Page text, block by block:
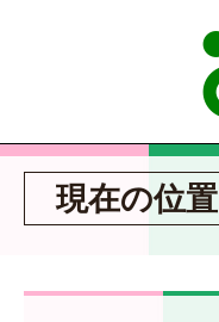
現在の位置